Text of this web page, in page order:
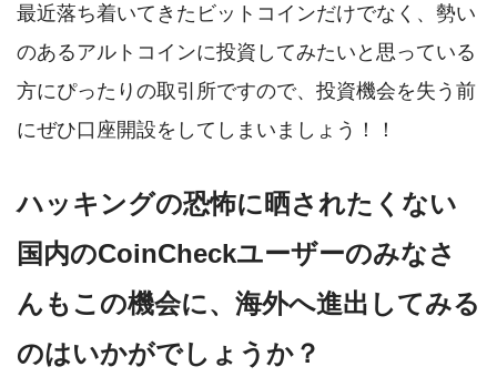
最近落ち着いてきたビットコインだけでなく、勢い
のあるアルトコインに投資してみたいと思っている
方にぴったりの取引所ですので、投資機会を失う前
にぜひ口座開設をしてしまいましょう！！
ハッキングの恐怖に晒されたくない
国内のCoinCheckユーザーのみなさ
んもこの機会に、海外へ進出してみる
のはいかがでしょうか？